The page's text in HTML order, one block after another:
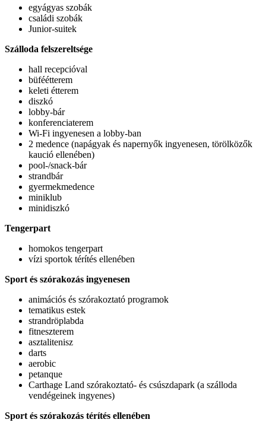
egyágyas szobák
családi szobák
Junior-suitek
Szálloda felszereltsége
hall recepcióval
büféétterem
keleti étterem
diszkó
lobby-bár
konferenciaterem
Wi-Fi ingyenesen a lobby-ban
2 medence (napágyak és napernyők ingyenesen, törölközők
kaució ellenében)
pool-/snack-bár
strandbár
gyermekmedence
miniklub
minidiszkó
Tengerpart
homokos tengerpart
vízi sportok térítés ellenében
Sport és szórakozás ingyenesen
animációs és szórakoztató programok
tematikus estek
strandröplabda
fitneszterem
asztalitenisz
darts
aerobic
petanque
Carthage Land szórakoztató- és csúszdapark (a szálloda
vendégeinek ingyenes)
Sport és szórakozás térítés ellenében